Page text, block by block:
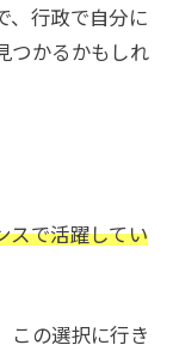
、行政で自分に
つかるかもしれ
スで活躍してい
この選択に行き